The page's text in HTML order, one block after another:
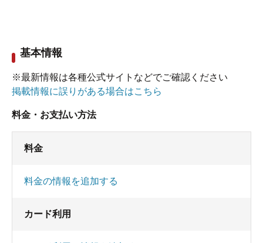
基本情報
※最新情報は各種公式サイトなどでご確認ください
掲載情報に誤りがある場合はこちら
料金・お支払い方法
料金
料金の情報を追加する
カード利用